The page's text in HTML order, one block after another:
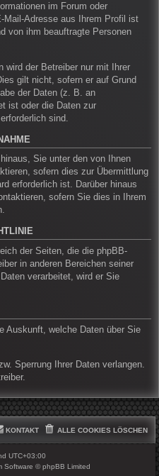
im Forum oder
Mail-Adresse aus Ihrem Profil ist
von ihm beauftragte Personen
wird der Betreiber nur mit Ihrer
gilt nicht, sofern er auf Grund
der Daten (z. B. an
ist oder die Daten zur
sind.
Sie unter den von Ihnen
sofern dies zur Übermittlung
erforderlich ist. Darüber hinaus
sofern Sie dies in Ihrem
der Seiten, die die phpBB-
in anderen Bereichen seiner
verarbeitet, wird er Sie
Auskunft, welche Daten über Sie
Sperrung Ihrer Daten verlangen.
ALLE COOKIES LÖSCHEN
KONTAKT
UTC+03:00
Software © phpBB Limited